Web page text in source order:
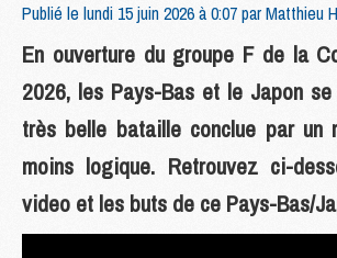
Publié le lundi 15 juin 2026 à 0:07 parMatthieu
En ouverture du groupe F de la
2026, les Pays-Bas et le Japon
très belle bataille conclue par un
moins logique. Retrouvez ci-
video et les buts de ce Pays-Bas/